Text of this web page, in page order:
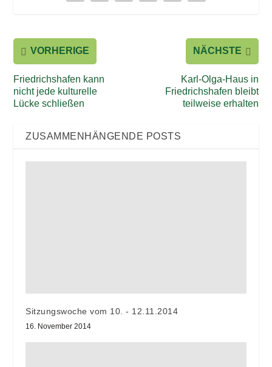
VORHERIGE
Friedrichshafen kann
nicht jede kulturelle
Lücke schließen
NÄCHSTE
Karl-Olga-Haus in
Friedrichshafen bleibt
teilweise erhalten
ZUSAMMENHÄNGENDE POSTS
Sitzungswoche vom 10. - 12.11.2014
16. November 2014